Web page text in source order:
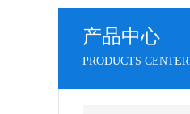
产品中心
PRODUCTS CENTER